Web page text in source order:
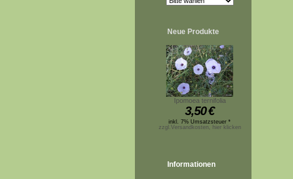
Neue Produkte
Ipomoea ternifolia
3,50€
inkl. 7% Umsatzsteuer *
zzgl.Versandkosten, hier klicken
Informationen